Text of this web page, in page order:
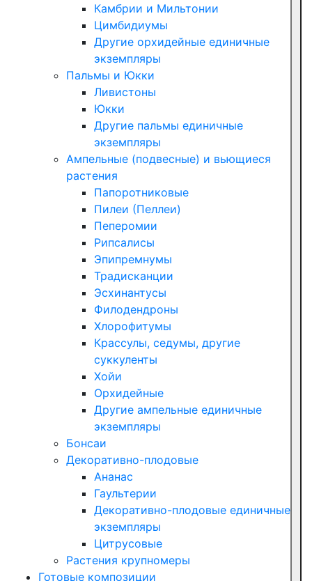
Камбрии и Мильтонии
Цимбидиумы
Другие орхидейные единичные
экземпляры
Пальмы и Юкки
Ливистоны
Юкки
Другие пальмы единичные
экземпляры
Ампельные (подвесные) и вьющиеся
растения
Папоротниковые
Пилеи (Пеллеи)
Пеперомии
Рипсалисы
Эпипремнумы
Традисканции
Эсхинантусы
Филодендроны
Хлорофитумы
Крассулы, седумы, другие
суккуленты
Хойи
Орхидейные
Другие ампельные единичные
экземпляры
Бонсаи
Декоративно-плодовые
Ананас
Гаультерии
Декоративно-плодовые единичные
экземпляры
Цитрусовые
Растения крупномеры
Готовые композиции